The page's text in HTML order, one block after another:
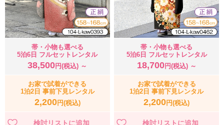
帯・小物も選べる
5泊6日 フルセットレンタル
38,500円(税込) ～
お家で試着ができる
1泊2日 事前下見レンタル
2,200円(税込)
帯・小物も選べる
5泊6日 フルセットレンタル
18,700円(税込) ～
お家で試着ができる
1泊2日 事前下見レンタル
2,200円(税込)